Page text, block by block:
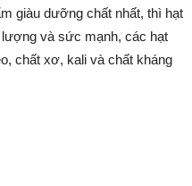
giàu dưỡng chất nhất, thì hạt
và sức mạnh, các hạt
chất xơ, kali và chất kháng